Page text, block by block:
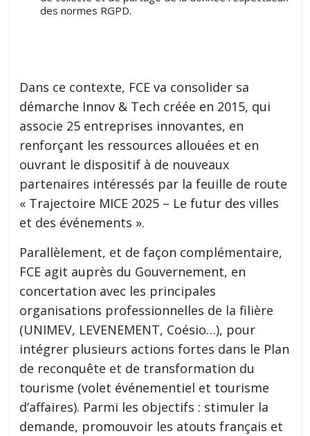
des normes RGPD.
Dans ce contexte, FCE va consolider sa
démarche Innov & Tech créée en 2015, qui
associe 25 entreprises innovantes, en
renforçant les ressources allouées et en
ouvrant le dispositif à de nouveaux
partenaires intéressés par la feuille de route
« Trajectoire MICE 2025 – Le futur des villes
et des événements ».
Parallèlement, et de façon complémentaire,
FCE agit auprès du Gouvernement, en
concertation avec les principales
organisations professionnelles de la filière
(UNIMEV, LEVENEMENT, Coésio…), pour
intégrer plusieurs actions fortes dans le Plan
de reconquête et de transformation du
tourisme (volet événementiel et tourisme
d’affaires). Parmi les objectifs : stimuler la
demande, promouvoir les atouts français et